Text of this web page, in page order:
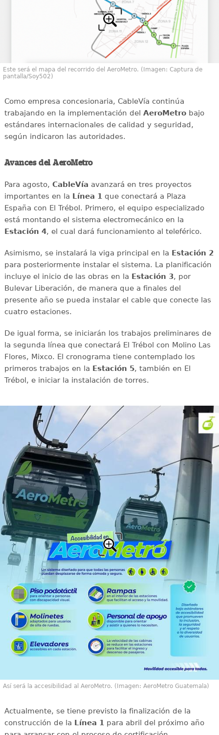
Este será el mapa del recorrido del AeroMetro. (Imagen: Captura de
pantalla/Soy502)
Como empresa concesionaria, CableVía continúa
trabajando en la implementación del AeroMetrobajo
estándares internacionales de calidad y seguridad,
según indicaron las autoridades.
Avances del AeroMetro
Para agosto, CableVía avanzará en tres proyectos
importantes en la Línea 1que conectará a Plaza
España con El Trébol. Primero, el equipo especializado
está montando el sistema electromecánico en la
Estación 4, el cual dará funcionamiento al teleférico.
Asimismo, se instalará la viga principal en la Estación 2
para posteriormente instalar el sistema. La planificación
incluye el inicio de las obras en la Estación 3, por
Bulevar Liberación, de manera que a finales del
presente año se pueda instalar el cable que conecte las
cuatro estaciones.
De igual forma, se iniciarán los trabajos preliminares de
la segunda línea que conectará El Trébol con Molino Las
Flores, Mixco. El cronograma tiene contemplado los
primeros trabajos en la Estación 5, también en El
Trébol, e iniciar la instalación de torres.
Así será la accesibilidad al AeroMetro. (Imagen: AeroMetro Guatemala)
Actualmente, se tiene previsto la finalización de la
construcción de la Línea 1para abril del próximo año